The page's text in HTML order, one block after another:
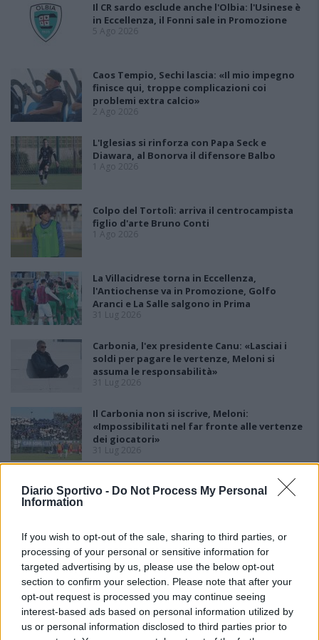
Diario Sportivo - Do Not Process My Personal
Information
If you wish to opt-out of the sale, sharing to third parties, or
processing of your personal or sensitive information for
targeted advertising by us, please use the below opt-out
section to confirm your selection. Please note that after your
opt-out request is processed you may continue seeing
interest-based ads based on personal information utilized by
us or personal information disclosed to third parties prior to
Il CR sardo esclude anche l'Olbia: l'Usinese è
in Eccellenza, il Fonni sale in Promozione
5 Ago 2026
Caos Tempio, Sechi lascia: «Il mio impegno
finisce qui, troppe complicazioni coi
problemi extra calcio»
2 Ago 2026
L'Iglesias si rinforza con Papa Seck e
Diawara, al Bonorva il difensore Balbo
1 Ago 2026
Colpo del Tortolì: arriva il centrocampista
figlio d'arte Bruno Conti
1 Ago 2026
La Villacidrese torna in Eccellenza,
l'Antiochense va in Promozione, Golfo
Aranci e La Salle salgono in Prima
31 Lug 2026
Carbonia, l'ex presidente Canu: «Lasciai i
soldi per pagare le vertenze, Meloni si
assuma le responsabilità»
31 Lug 2026
Il Carbonia non si iscrive, Meloni:
«Impossibilitati nel far fronte alle vertenze
dei giocatori»
31 Lug 2026
Francesco Cattide è il nuovo tecnico